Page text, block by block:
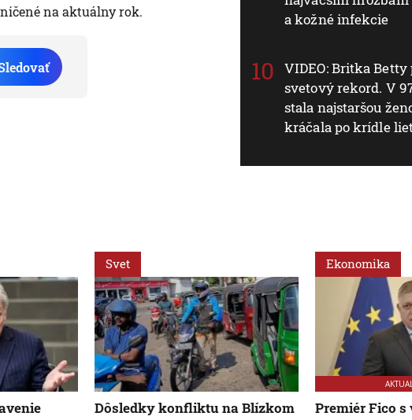
na aktuálny rok.
a kožné infekcie
VIDEO: Britka
svetový rekord. V
stala najstaršou
kráčala po krídle
Svet
Dôsledky konfliktu na Blízkom
Ekonomika
Premiér Fico